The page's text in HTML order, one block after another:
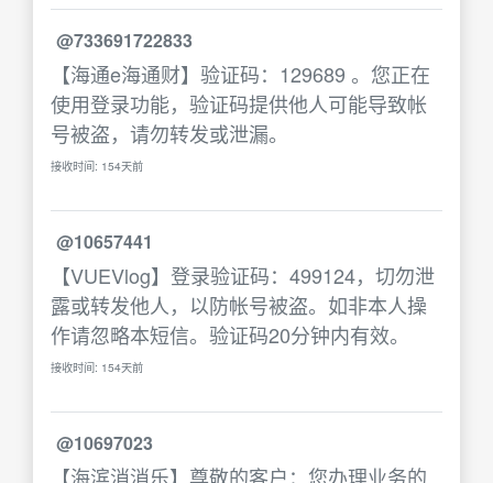
@733691722833
【海通e海通财】验证码：129689 。您正在
使用登录功能，验证码提供他人可能导致帐
号被盗，请勿转发或泄漏。
接收时间: 154天前
@10657441
【VUEVlog】登录验证码：499124，切勿泄
露或转发他人，以防帐号被盗。如非本人操
作请忽略本短信。验证码20分钟内有效。
接收时间: 154天前
@10697023
【海滨消消乐】尊敬的客户：您办理业务的